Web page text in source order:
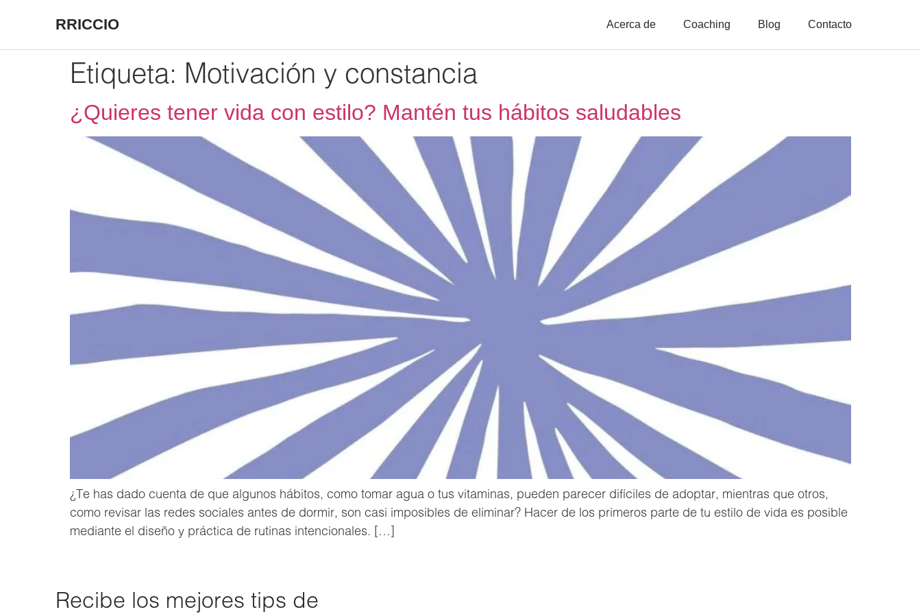
RRICCIO Acerca de Coaching Blog Contacto
Etiqueta: Motivación y constancia
¿Quieres tener vida con estilo? Mantén tus hábitos saludables
¿Te has dado cuenta de que algunos hábitos, como tomar agua o tus vitaminas, pueden parecer difíciles de adoptar, mientras que otros,
como revisar las redes sociales antes de dormir, son casi imposibles de eliminar? Hacer de los primeros parte de tu estilo de vida es posible
mediante el diseño y práctica de rutinas intencionales. […]
Recibe los mejores tips de